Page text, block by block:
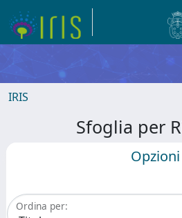
IRIS
Sfoglia per
Opzioni
Ordina per: